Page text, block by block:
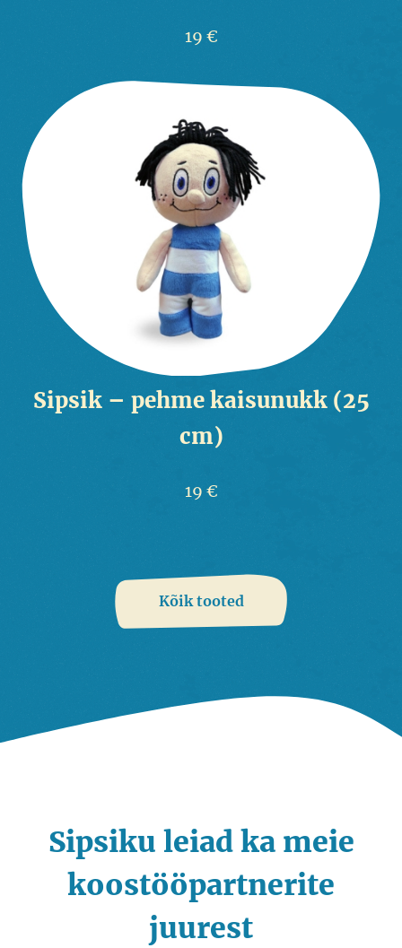
19 €
Sipsik – pehme kaisunukk (25
cm)
19 €
Kõik tooted
Sipsiku leiad ka meie
koostööpartnerite
juurest